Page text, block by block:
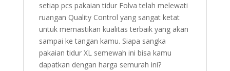
setiap pcs pakaian tidur Folva telah melewati
ruangan Quality Control yang sangat ketat
untuk memastikan kualitas terbaik yang akan
sampai ke tangan kamu. Siapa sangka
pakaian tidur XL semewah ini bisa kamu
dapatkan dengan harga semurah ini?